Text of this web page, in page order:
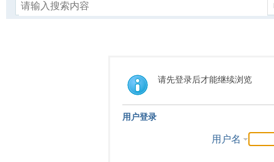
请先登录后才能继续浏览
用户登录
用户名